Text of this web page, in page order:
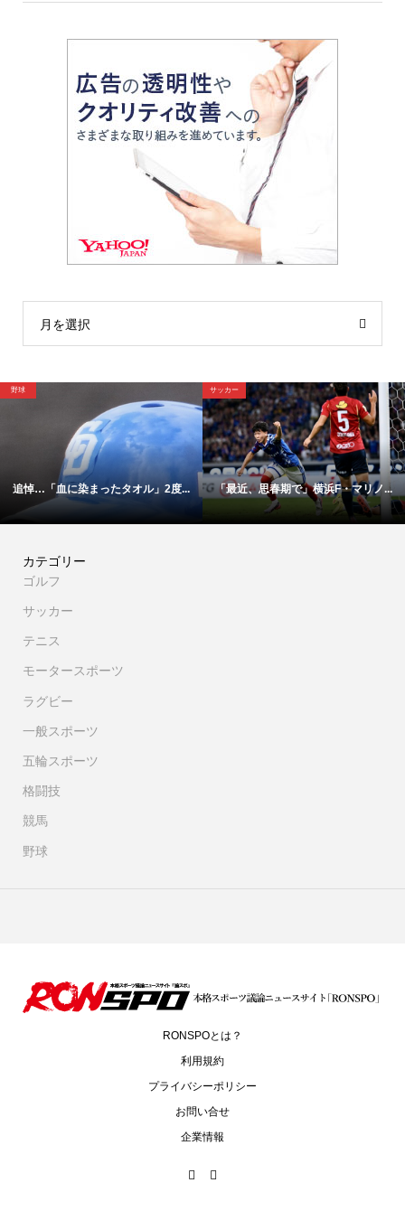
月を選択
ったタオル」2度... 「最近、思春期で」横浜F・マリノ...
サッカー
【映像】これ
カテゴリー
ゴルフ
サッカー
テニス
モータースポーツ
ラグビー
一般スポーツ
五輪スポーツ
格闘技
競馬
野球
RONSPOとは？
利用規約
プライバシーポリシー
お問い合せ
企業情報